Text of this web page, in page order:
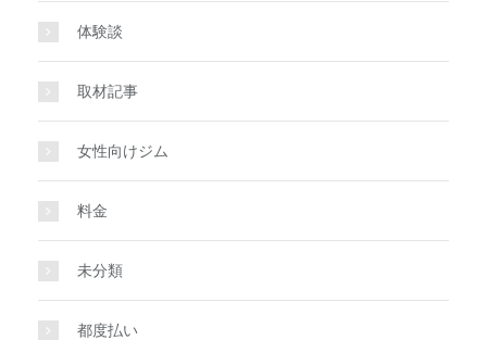
体験談
取材記事
女性向けジム
料金
未分類
都度払い